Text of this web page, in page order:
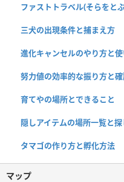
ファストトラベル(そらをと
三犬の出現条件と捕まえ方
進化キャンセルのやり方と
努力値の効率的な振り方と
育てやの場所とできること
隠しアイテムの場所一覧と
タマゴの作り方と孵化方法
マップ